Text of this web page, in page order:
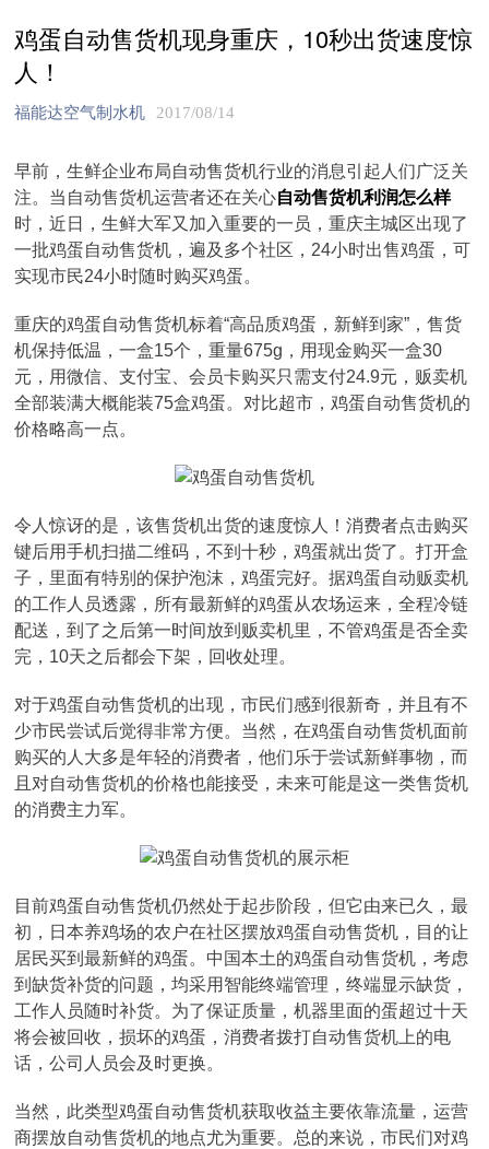
鸡蛋自动售货机现身重庆，10秒出货速度惊
人！
福能达空气制水机 2017/08/14
早前，生鲜企业布局自动售货机行业的消息引起人们广泛关
注。当自动售货机运营者还在关心自动售货机利润怎么样
时，近日，生鲜大军又加入重要的一员，重庆主城区出现了
一批鸡蛋自动售货机，遍及多个社区，24小时出售鸡蛋，可
实现市民24小时随时购买鸡蛋。
重庆的鸡蛋自动售货机标着“高品质鸡蛋，新鲜到家”，售货
机保持低温，一盒15个，重量675g，用现金购买一盒30
元，用微信、支付宝、会员卡购买只需支付24.9元，贩卖机
全部装满大概能装75盒鸡蛋。对比超市，鸡蛋自动售货机的
价格略高一点。
令人惊讶的是，该售货机出货的速度惊人！消费者点击购买
键后用手机扫描二维码，不到十秒，鸡蛋就出货了。打开盒
子，里面有特别的保护泡沫，鸡蛋完好。据鸡蛋自动贩卖机
的工作人员透露，所有最新鲜的鸡蛋从农场运来，全程冷链
配送，到了之后第一时间放到贩卖机里，不管鸡蛋是否全卖
完，10天之后都会下架，回收处理。
对于鸡蛋自动售货机的出现，市民们感到很新奇，并且有不
少市民尝试后觉得非常方便。当然，在鸡蛋自动售货机面前
购买的人大多是年轻的消费者，他们乐于尝试新鲜事物，而
且对自动售货机的价格也能接受，未来可能是这一类售货机
的消费主力军。
目前鸡蛋自动售货机仍然处于起步阶段，但它由来已久，最
初，日本养鸡场的农户在社区摆放鸡蛋自动售货机，目的让
居民买到最新鲜的鸡蛋。中国本土的鸡蛋自动售货机，考虑
到缺货补货的问题，均采用智能终端管理，终端显示缺货，
工作人员随时补货。为了保证质量，机器里面的蛋超过十天
将会被回收，损坏的鸡蛋，消费者拨打自动售货机上的电
话，公司人员会及时更换。
当然，此类型鸡蛋自动售货机获取收益主要依靠流量，运营
商摆放自动售货机的地点尤为重要。总的来说，市民们对鸡